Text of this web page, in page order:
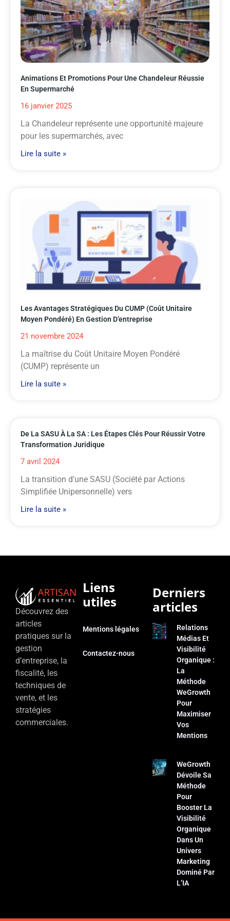
Animations Et Promotions Pour Une Chandeleur Réussie
En Supermarché
16 janvier 2025
La Chandeleur représente une opportunité majeure
pour les supermarchés, avec
Lire la suite »
Les Avantages Stratégiques Du CUMP (coût Unitaire
Moyen Pondéré) En Gestion D’entreprise
21 novembre 2024
La maîtrise du Coût Unitaire Moyen Pondéré
(CUMP) représente un
Lire la suite »
De La SASU À La SA : Les Étapes Clés Pour Réussir Votre
Transformation Juridique
7 avril 2024
La transition d'une SASU (Société par Actions
Simplifiée Unipersonnelle) vers
Lire la suite »
Découvrez des
articles
pratiques sur la
gestion
d’entreprise, la
fiscalité, les
techniques de
vente, et les
stratégies
commerciales.
Liens
utiles
Mentions légales
Contactez-nous
Derniers
articles
Relations
Médias Et
Visibilité
Organique :
La
Méthode
WeGrowth
Pour
Maximiser
Vos
Mentions
WeGrowth
Dévoile Sa
Méthode
Pour
Booster La
Visibilité
Organique
Dans Un
Univers
Marketing
Dominé Par
L’IA